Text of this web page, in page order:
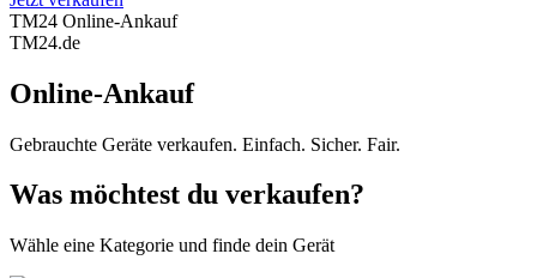
TM24 Online-Ankauf
TM24.de
Online-Ankauf
Gebrauchte Geräte verkaufen. Einfach. Sicher. Fair.
Was möchtest du verkaufen?
Wähle eine Kategorie und finde dein Gerät